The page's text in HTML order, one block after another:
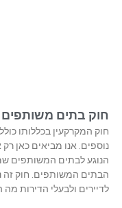
חוק בתים משותפים
חוק המקרקעין בכללותו
נוספים. אנו מביאים כאן
הנוגע לבתים המשותפים
הבתים המשותפים. חוק זה
לדיירים ולבעלי הדירות